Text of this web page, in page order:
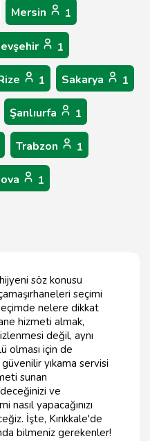
Mersin 1
1
1 Sakarya 1
Şanlıurfa 1
Trabzon 1
1
söz konusu
seçimi
nelere dikkat
hizmeti almak,
değil, aynı
olması için de
yıkama servisi
sunan
ve
nasıl yapacağınızı
İşte, Kırıkkale'de
bilmeniz gerekenler!